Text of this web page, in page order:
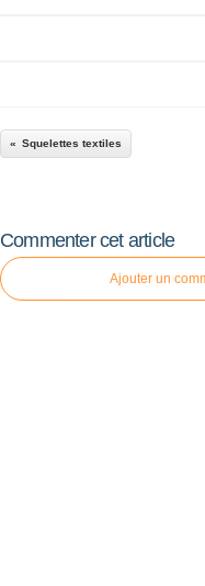
Squelettes textiles
Commenter cet article
Ajouter un